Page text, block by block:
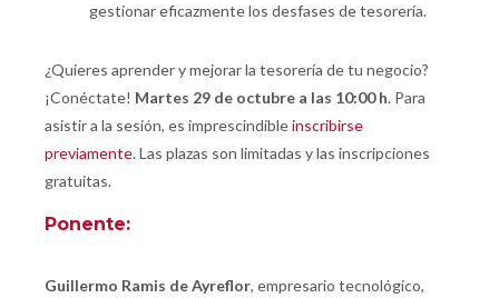
gestionar eficazmente los desfases de tesorería.
¿Quieres aprender y mejorar la tesorería de tu negocio?
¡Conéctate! Martes 29 de octubre a las 10:00 h. Para
asistir a la sesión, es imprescindibleinscribirse
previamente. Las plazas son limitadas y las inscripciones
gratuitas.
Ponente:
Guillermo Ramis de Ayreflor, empresario tecnológico,